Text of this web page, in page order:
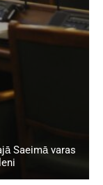
Saeimā varas